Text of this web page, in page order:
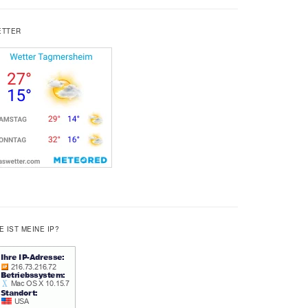
IST MEINE IP?